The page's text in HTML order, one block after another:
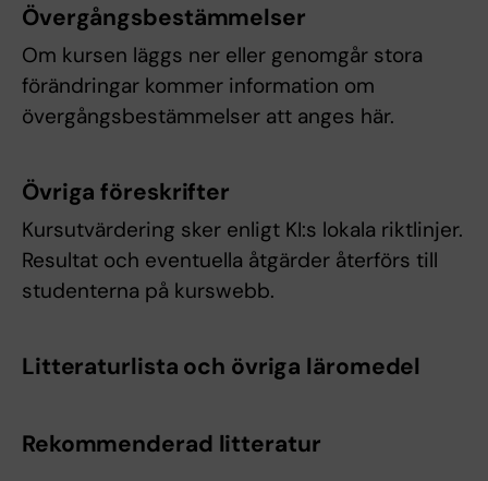
Övergångsbestämmelser
Om kursen läggs ner eller genomgår stora
förändringar kommer information om
övergångsbestämmelser att anges här.
Övriga föreskrifter
Kursutvärdering sker enligt KI:s lokala riktlinjer.
Resultat och eventuella åtgärder återförs till
studenterna på kurswebb.
Litteraturlista och övriga läromedel
Rekommenderad litteratur